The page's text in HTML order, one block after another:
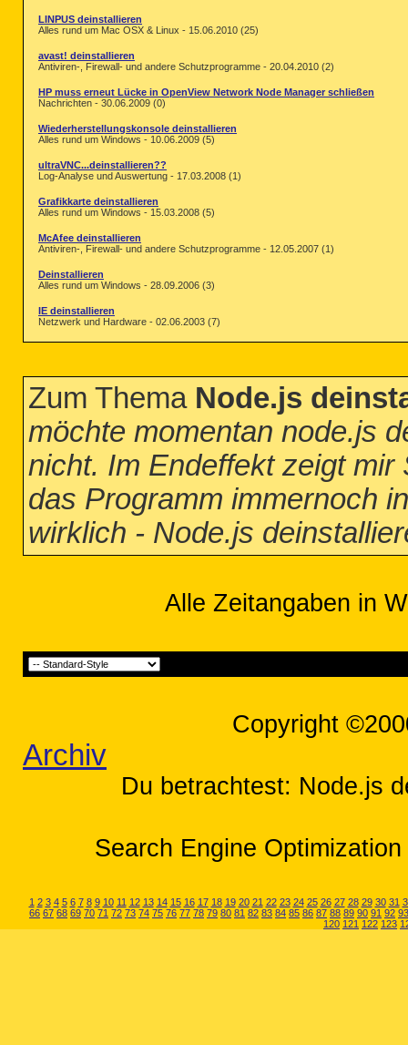
LINPUS deinstallieren
Alles rund um Mac OSX & Linux - 15.06.2010 (25)
avast! deinstallieren
Antiviren-, Firewall- und andere Schutzprogramme - 20.04.2010 (2)
HP muss erneut Lücke in OpenView Network Node Manager schließen
Nachrichten - 30.06.2009 (0)
Wiederherstellungskonsole deinstallieren
Alles rund um Windows - 10.06.2009 (5)
ultraVNC...deinstallieren??
Log-Analyse und Auswertung - 17.03.2008 (1)
Grafikkarte deinstallieren
Alles rund um Windows - 15.03.2008 (5)
McAfee deinstallieren
Antiviren-, Firewall- und andere Schutzprogramme - 12.05.2007 (1)
Deinstallieren
Alles rund um Windows - 28.09.2006 (3)
IE deinstallieren
Netzwerk und Hardware - 02.06.2003 (7)
Zum Thema Node.js
möchte momentan node.js
nicht. Im Endeffekt zeigt
das Programm immernoch
wirklich - Node.js
Alle Zeitangaben in
Copyright
Archiv
Du betrachtest: Node.js
Search Engine
1 2 3 4 5 6 7 8 9 10 11 12 13 14 15 16 17 18 19 20 21 22 23 24 25 26 27 28 29 30 31
66 67 68 69 70 71 72 73 74 75 76 77 78 79 80 81 82 83 84 85 86 87 88 89 90 91 92 93
120 121 122 123